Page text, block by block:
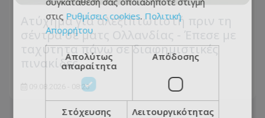
Ατύχημα για αλεξιπτωτιστή πριν τη
σέντρα σε ματς Ολλανδίας - Έπεσε με
ταχύτητα πάνω σε διαφημιστικές
πινακίδες
09.08.2026 - 08:23
στις Ρυθμίσεις cookies. Πολιτική
Απορρήτου
Απολύτως
απαραίτητα
Απόδοσης
Στόχευσης Λειτουργικότητας